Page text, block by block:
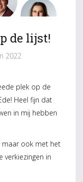
de lijst!
2022
plek op de
Heel fijn dat
in mij hebben
maar ook met het
verkiezingen in